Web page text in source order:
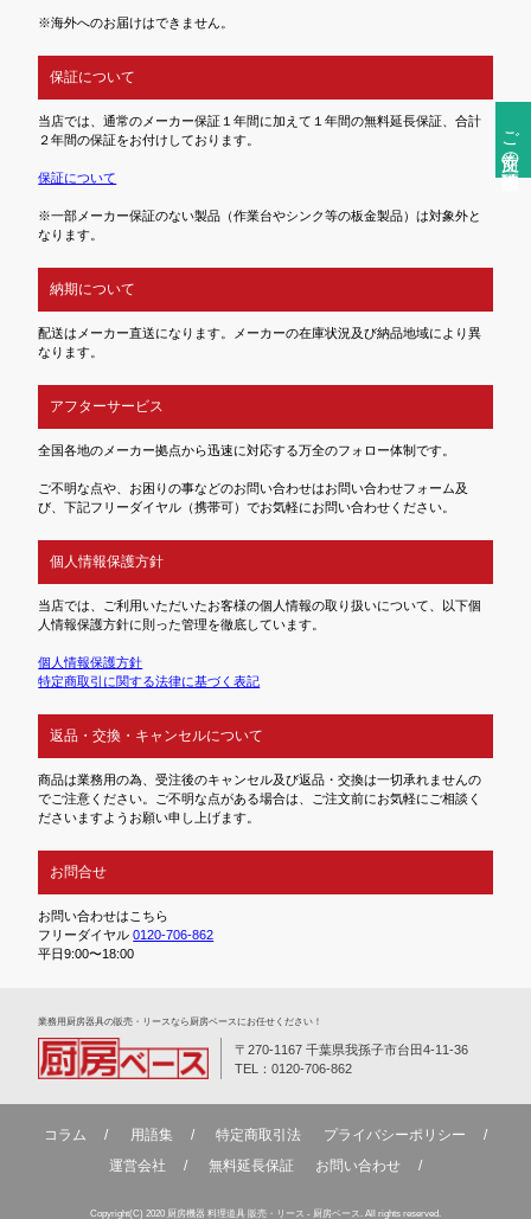
ご注文前の確認事項
※海外へのお届けはできません。
保証について
当店では、通常のメーカー保証１年間に加えて１年間の無料延長保証、合計
２年間の保証をお付けしております。
保証について
※一部メーカー保証のない製品（作業台やシンク等の板金製品）は対象外と
なります。
納期について
配送はメーカー直送になります。メーカーの在庫状況及び納品地域により異
なります。
アフターサービス
全国各地のメーカー拠点から迅速に対応する万全のフォロー体制です。
ご不明な点や、お困りの事などのお問い合わせはお問い合わせフォーム及
び、下記フリーダイヤル（携帯可）でお気軽にお問い合わせください。
個人情報保護方針
当店では、ご利用いただいたお客様の個人情報の取り扱いについて、以下個
人情報保護方針に則った管理を徹底しています。
個人情報保護方針
特定商取引に関する法律に基づく表記
返品・交換・キャンセルについて
商品は業務用の為、受注後のキャンセル及び返品・交換は一切承れませんの
でご注意ください。ご不明な点がある場合は、ご注文前にお気軽にご相談く
ださいますようお願い申し上げます。
お問合せ
お問い合わせはこちら
フリーダイヤル0120-706-862
平日9:00〜18:00
業務⽤厨房器具の販売・リースなら厨房ベースにお任せください！
〒270-1167 千葉県我孫子市台田4-11-36
TEL：0120-706-862
コラム 用語集 特定商取引法
プライバシーポリシー
運営会社
無料延⻑保証 お問い合わせ
Copyright(C) 2020 厨房機器 料理道具 販売・リース - 厨房ベース. All rights reserved.